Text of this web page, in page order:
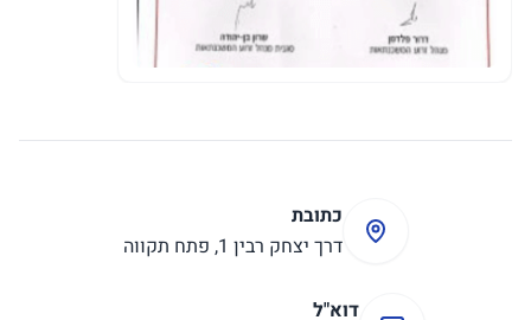
כתובת
דרך יצחק רבין 1, פתח תקווה
דוא"ל